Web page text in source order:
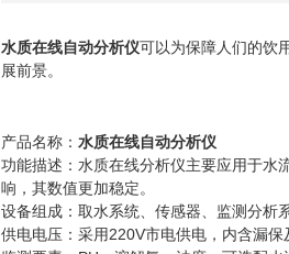
水质在线自动分析仪可以为保障人们的饮
展前景。
产品名称： 水质在线自动分析仪
功能描述：水质在线分析仪主要应用于水
响，其数值更加稳定。
设备组成：取水系统、传感器、监测分析
供电电压：采用220V市电供电，内含漏